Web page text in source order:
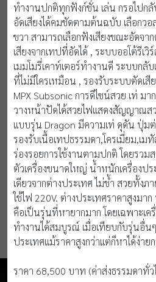
ทำงานปกติทุกฟังก์ชั่น เล่น กรอไปกลั
อัดเสียงได้คมชัดตามต้นฉบับ เลือกวอ
ขวา สามารถเลือกฟังเสียงขณะอัดจ
เสียงจากเทปที่อัดได้ , ระบบออโต้รีเ
เมมโมรี่เคาท์เตอร์ทำงานดี ระบบก
ที่ไม่มีใครเหมือน , รองรับระบบตัดเสี
MPX Subsonic การดีไซน์สวย เท่ มา
วางหน้าปัดได้สวยไฟแสดงสัญญาณส
แบบรุ่น Dragon มีความเท่ ดุดัน ปุ่ม
รองรับเนื้อเทปธรรมดา,โครเมี่ยม,เม
ร่องรอยการใช้งานตามปกติ โดยรวม
ตัวเครื่องขนาดใหญ่ น้ำหนักเครื่องป
เดียวจากต่างประเทศ ไม่ช้ำ สวยทั้งภ
ใช้ไฟ 220V. ต่างประเทศราคาสูงม
คือเป็นรุ่นที่หายากมาก โดยเฉพาะเค
ทำงานได้สมบูรณ์ เมื่อเทียบกับรุ่นอื่น
ประเทศแม้ราคาสูงกว่าแต่ก็หาได้ง่าย
ราคา 68,500 บาท (ค่าส่งธรรมดาทั่